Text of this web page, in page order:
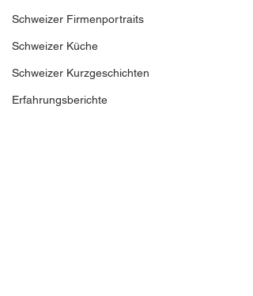
Schweizer Firmenportraits
Schweizer Küche
Schweizer Kurzgeschichten
Erfahrungsberichte